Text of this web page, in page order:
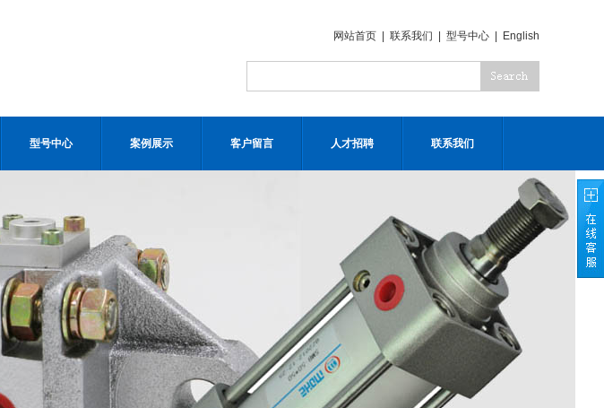
网站首页 联系我们 型号中心 English
型号中心 案例展示 客户留言 人才招聘 联系我们